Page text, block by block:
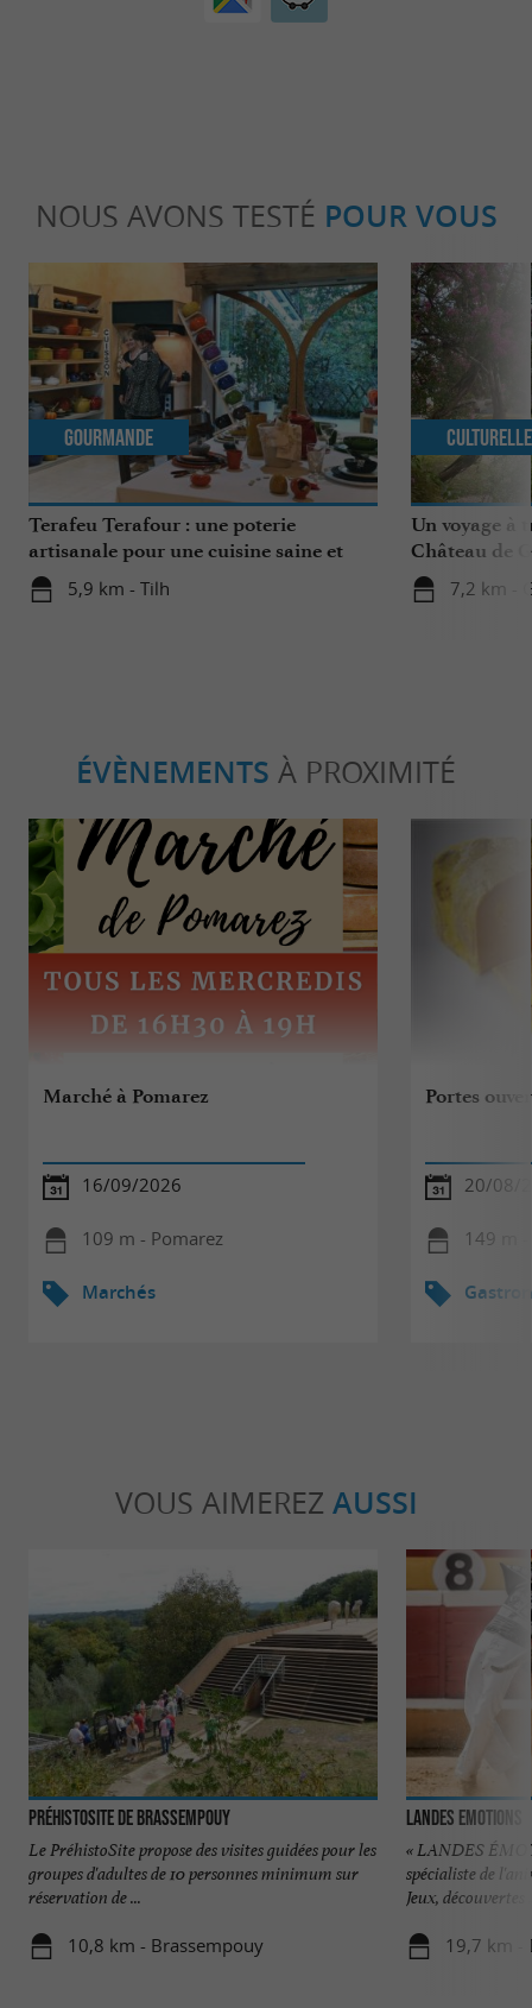
NOUS AVONS TESTÉ POUR VOUS
Terafeu Terafour : une poterie
artisanale pour une cuisine saine et
savoureuse
5,9 km - Tilh
Gourmande
Un voyage à
Château de
7,2 km -
Culturelle
ÉVÈNEMENTS À PROXIMITÉ
Marché à Pomarez
16/09/2026
109 m - Pomarez
Marchés
Portes
20/08/
149 m
VOUS AIMEREZ AUSSI
PréhistoSite de Brassempouy
Le PréhistoSite propose des visites guidées pour les
groupes d'adultes de 10 personnes minimum sur
réservation de ...
10,8 km - Brassempouy
Landes Emotions
« LANDES
spécialiste de
Jeux, découvertes
19,7 km -